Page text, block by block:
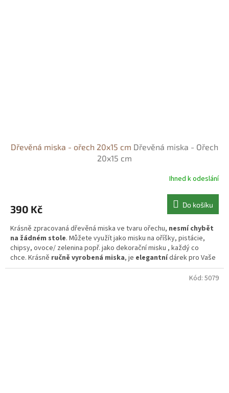
Dřevěná miska - ořech 20x15 cm Dřevěná miska - Ořech
20x15 cm
Ihned k odeslání
390 Kč Do košíku
Krásně zpracovaná dřevěná miska ve tvaru ořechu, nesmí chybět
na žádném stole. Můžete využít jako misku na oříšky, pistácie,
chipsy, ovoce/ zelenina popř. jako dekorační misku , každý co
chce. Krásně ručně vyrobená miska, je elegantnídárek pro Vaše
blízké. Misku můžete použít i jako talířek pro Vaše nejmenší.
Kód: 5079